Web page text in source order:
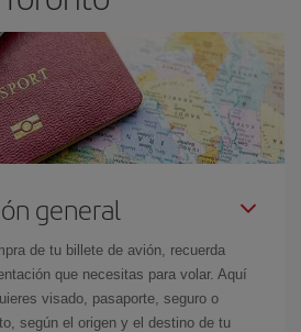
general
de tu billete de avión, recuerda
que necesitas para volar. Aquí
visado, pasaporte, seguro o
según el origen y el destino de tu